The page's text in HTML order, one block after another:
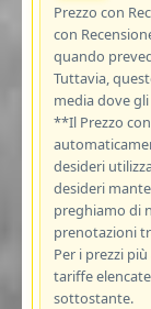
Prezzo con
con
quando
Tuttavia,
media dove
**Il Prezzo
desideri
desideri
preghiamo di
prenotazioni
Per i prezzi
tariffe
sottostante.